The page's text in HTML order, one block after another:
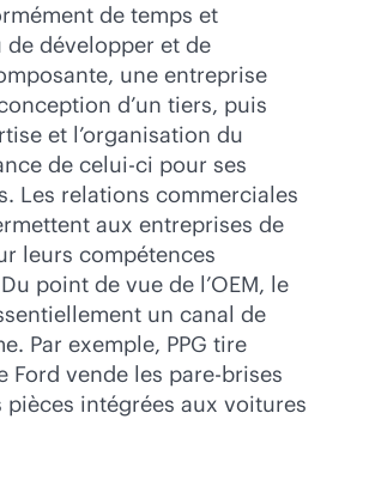
de temps et
de développer et de
une entreprise
d’un tiers, puis
et l’organisation du
de celui-ci pour ses
Les relations commerciales
aux entreprises de
leurs compétences
point de vue de l’OEM, le
un canal de
Par exemple, PPG tire
Ford vende les pare-brises
pièces intégrées aux voitures